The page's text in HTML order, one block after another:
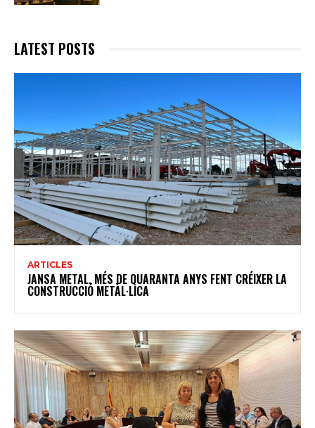
LATEST POSTS
ARTICLES
JANSA METAL, MÉS DE QUARANTA ANYS FENT CRÉIXER LA
CONSTRUCCIÓ METÀL·LICA